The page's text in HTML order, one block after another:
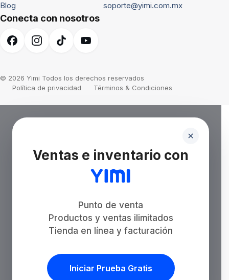
Blog
soporte@yimi.com.mx
Conecta con nosotros
© 2026 Yimi Todos los derechos reservados
Política de privacidad
Términos & Condiciones
Ventas e inventario con
Punto de venta
Productos y ventas ilimitados
Tienda en línea y facturación
Iniciar Prueba Gratis